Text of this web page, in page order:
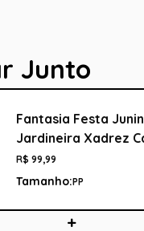
Junto
Fantasia Festa
Jardineira Xadrez
R$ 99,99
Tamanho:PP